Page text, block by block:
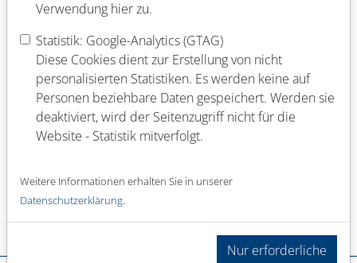
Abgeschlossenes Studium (Fach)
Verwendung hier zu.
Statistik: Google-Analytics (GTAG)
Diese Cookies dient zur Erstellung von nicht
personalisierten Statistiken. Es werden keine auf
Personen beziehbare Daten gespeichert. Werden sie
deaktiviert, wird der Seitenzugriff nicht für die
Website - Statistik mitverfolgt.
Weitere Informationen erhalten Sie in unserer
Datenschutzerklärung
Nur erforderliche